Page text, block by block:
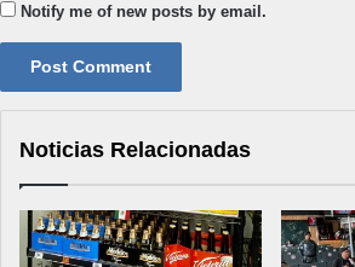
Notify me of new posts by email.
Noticias Relacionadas